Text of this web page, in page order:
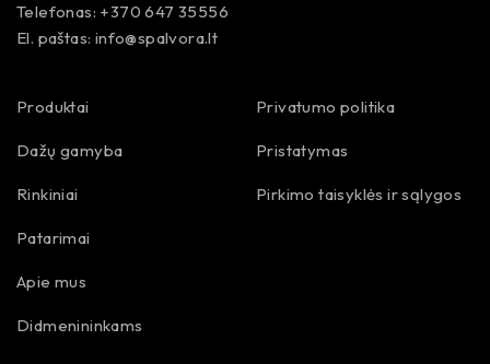
Telefonas: +370 647 35556
El. paštas: info@spalvora.lt
Produktai
Dažų gamyba
Rinkiniai
Patarimai
Apie mus
Didmenininkams
Privatumo politika
Pristatymas
Pirkimo taisyklės ir sąlygos